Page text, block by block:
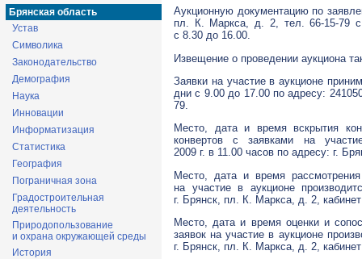
Брянская область
Устав
Символика
Законодательство
Демография
Наука
Инновации
Информатизация
Статистика
География
Пограничная зона
Градостроительная
деятельность
Природопользование
и охрана окружающей среды
История
Аукционную документацию по
пл. К. Маркса, д. 2, тел. 66-15-79
с 8.30 до 16.00.
Извещение о проведении аукциона
Заявки на участие в аукционе
дни с 9.00 до 17.00 по адресу:
79.
Место, дата и время вскрытия
конвертов с заявками на
2009 г. в 11.00 часов по адресу: г.
Место, дата и время
на участие в аукционе
г. Брянск, пл. К. Маркса, д. 2,
Место, дата и время оценки и
заявок на участие в аукционе
г. Брянск, пл. К. Маркса, д. 2,